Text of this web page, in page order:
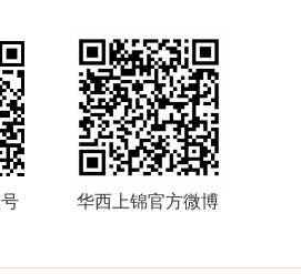
华西上锦官方微博